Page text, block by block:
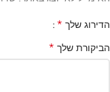
הדירוג שלך *
הביקורת שלך *